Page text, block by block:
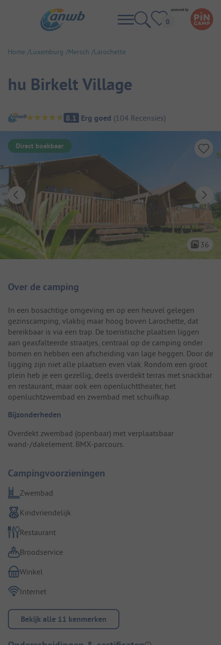
Home Luxemburg Mersch Larochette
hu Birkelt Village
Camping overzicht
8.1 Erg goed (104 Recensies)
Direct boekbaar
36
Over de camping
In een bosachtige omgeving en op een heuvel gelegen
gezinscamping, vlakbij maar hoog boven Larochette, dat
bereikbaar is via een trap. De toeristische plaatsen liggen
aan geasfalteerde straatjes, centraal op de camping onder
bomen en hebben een afscheiding van lage heggen. Door de
ligging zijn niet alle plaatsen even vlak. Rondom een groot
plein heb je een gezellig, deels overdekt terras met snackbar
en restaurant, maar ook een openluchttheater, het
openluchtzwembad en zwembad met schuifkap.
Bijzonderheden
Overdekt zwembad (openbaar) met verplaatsbaar
wand-/dakelement. BMX-parcours.
Campingvoorzieningen
Zwembad
Kindvriendelijk
Restaurant
Broodservice
Winkel
Internet
Bekijk alle 11 kenmerken